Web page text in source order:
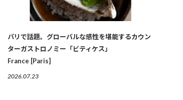
パリで話題。グローバルな感性を堪能するカウン
ターガストロノミー「ビティケス」
France [Paris]
2026.07.23